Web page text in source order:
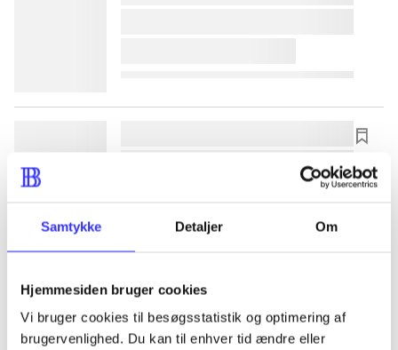
Samtykke Detaljer Om
Hjemmesiden bruger cookies
Vi bruger cookies til besøgsstatistik og optimering af
brugervenlighed. Du kan til enhver tid ændre eller
lorem ipsum dolor sit amet ...
lorem ipsum dolor sit amet ...
lorem ipsum dolor sit amet ...
lorem ipsum dolor sit amet ...
lorem ipsum dolor sit amet ...
lorem ipsum dolor sit amet ...